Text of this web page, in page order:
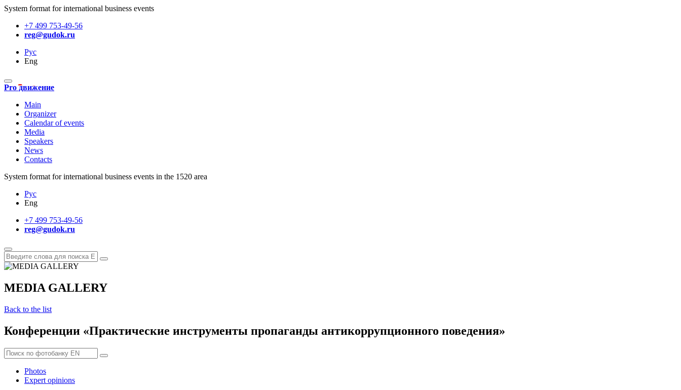
System format for international business events
+7 499 753-49-56
reg@gudok.ru
Рус
Eng
Pro движение
Main
Organizer
Calendar of events
Media
Speakers
News
Contacts
System format for international business events in the 1520 area
Рус
Eng
+7 499 753-49-56
reg@gudok.ru
MEDIA GALLERY
Back to the list
Конференции «Практические инструменты пропаганды антикоррупционного поведения»
Photos
Expert opinions